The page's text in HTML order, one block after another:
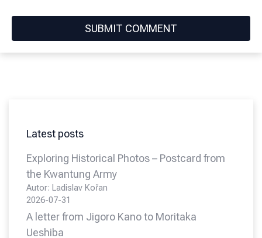
Latest posts
Exploring Historical Photos – Postcard from
the Kwantung Army
Autor: Ladislav Kořan
2026-07-31
A letter from Jigoro Kano to Moritaka
Ueshiba